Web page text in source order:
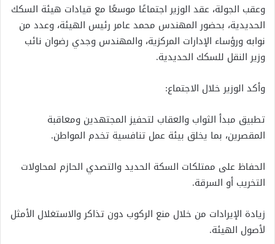
وعقب الجولة، عقد الوزير اجتماعًا موسعًا مع قيادات هيئة السكك
الحديدية، بحضور المهندس محمد عامر رئيس الهيئة، وعدد من
نوابه ورؤساء الإدارات المركزية، والمهندس وجدي رضوان نائب
وزير النقل للسكك الحديدية.
وأكد الوزير خلال الاجتماع:
تطبيق مبدأ الثواب والعقاب لتحفيز المجتهدين ومعاقبة
المقصرين، بما يخلق بيئة عمل تنافسية تخدم المواطن.
الحفاظ على ممتلكات السكة الحديد والتصدي الحازم لمحاولات
التخريب أو السرقة.
زيادة الإيرادات من خلال منع الركوب دون تذاكر والاستغلال الأمثل
لأصول الهيئة.